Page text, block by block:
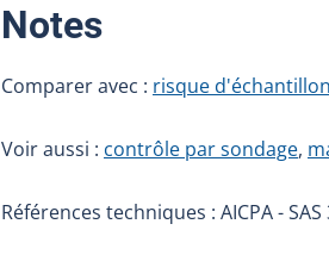
Notes:
Comparer avec : risque
Voir aussi : contrôle par sondage,
Références techniques : AICPA - SAS